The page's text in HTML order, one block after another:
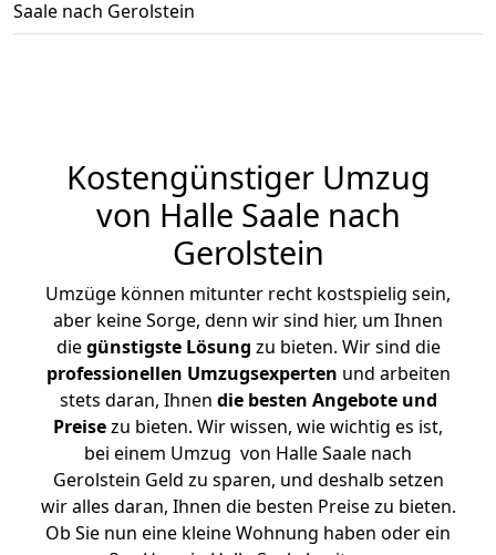
Saale nach Gerolstein
Kostengünstiger Umzug
von Halle Saale nach
Gerolstein
Umzüge können mitunter recht kostspielig sein,
aber keine Sorge, denn wir sind hier, um Ihnen
diegünstigste Lösung zu bieten. Wir sind die
professionellen Umzugsexperten und arbeiten
stets daran, Ihnen die besten Angebote und
Preisezu bieten. Wir wissen, wie wichtig es ist,
bei einem Umzug von Halle Saale nach
Gerolstein Geld zu sparen, und deshalb setzen
wir alles daran, Ihnen die besten Preise zu bieten.
Ob Sie nun eine kleine Wohnung haben oder ein